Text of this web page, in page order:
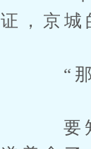
证，京城
“那是
要知道